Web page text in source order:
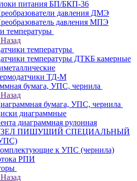
питания БП/БКП-36
давления ДМЭ
давления МПЭ
температуры
Назад
температуры
температуры ДТКБ камерные
ТД-М
бумага, УПС, чернила
Назад
бумага, УПС, чернила
диаграммные
диаграммная рулонная
ПИШУЩИЙ СПЕЦИАЛЬНЫЙ
к УПС (чернила)
РПИ
Назад